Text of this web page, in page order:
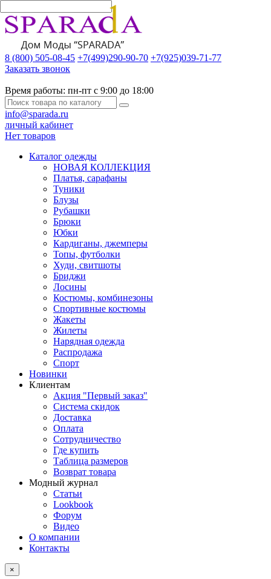
8 (800) 505-08-45 +7(499)290-90-70 +7(925)039-71-77
Заказать звонок
Время работы: пн-пт с 9:00 до 18:00
info@sparada.ru
личный кабинет
Нет товаров
Каталог одежды
НОВАЯ КОЛЛЕКЦИЯ
Платья, сарафаны
Туники
Блузы
Рубашки
Брюки
Юбки
Кардиганы, джемперы
Топы, футболки
Худи, свитшоты
Бриджи
Лосины
Костюмы, комбинезоны
Спортивные костюмы
Жакеты
Жилеты
Нарядная одежда
Распродажа
Спорт
Новинки
Клиентам
Акция "Первый заказ"
Система скидок
Доставка
Оплата
Сотрудничество
Где купить
Таблица размеров
Возврат товара
Модный журнал
Статьи
Lookbook
Форум
Видео
О компании
Контакты
×